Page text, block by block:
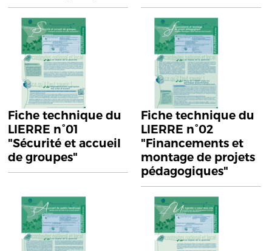
Fiche technique du
LIERRE n°01
"Sécurité et accueil
de groupes"
Fiche technique du
LIERRE n°02
"Financements et
montage de projets
pédagogiques"